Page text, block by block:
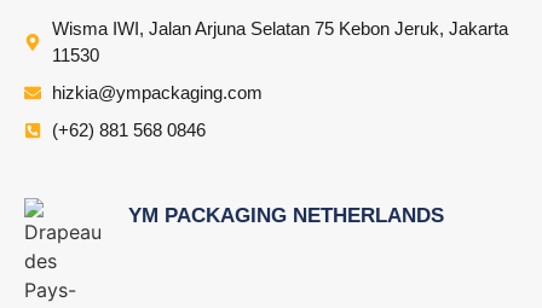
Wisma IWI, Jalan Arjuna Selatan 75 Kebon Jeruk, Jakarta
11530
hizkia@ympackaging.com
(+62) 881 568 0846
YM PACKAGING NETHERLANDS